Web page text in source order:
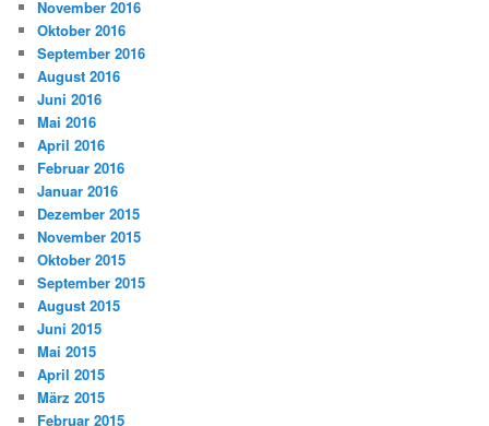
November 2016
Oktober 2016
September 2016
August 2016
Juni 2016
Mai 2016
April 2016
Februar 2016
Januar 2016
Dezember 2015
November 2015
Oktober 2015
September 2015
August 2015
Juni 2015
Mai 2015
April 2015
März 2015
Februar 2015